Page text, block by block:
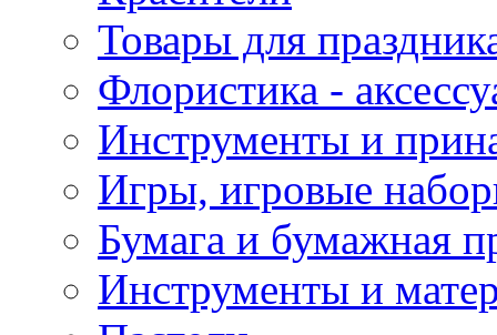
Товары для
Флористика -
Инструменты и
Игры, игровые
Бумага и бумажная
Инструменты и